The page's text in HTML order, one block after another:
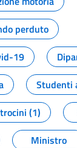
perduto
19
Studenti
(1)
Ministro